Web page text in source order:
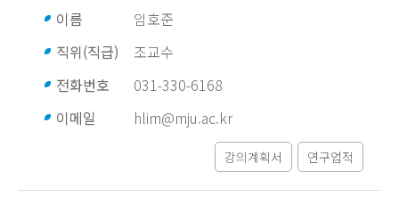
이름
임호준
직위(직급)
조교수
전화번호
031-330-6168
이메일
hlim@mju.ac.kr
강의계획서 연구업적